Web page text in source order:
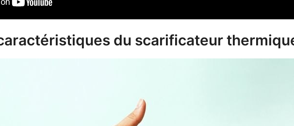
du scarificateur